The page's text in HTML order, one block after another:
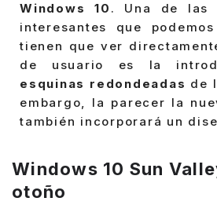
Windows 10 . Una de las
interesantes que
tienen que ver
de usuario es la
esquinas redondeadas de
embargo, la parecer la
también incorporará un
Windows 10 Sun
otoño